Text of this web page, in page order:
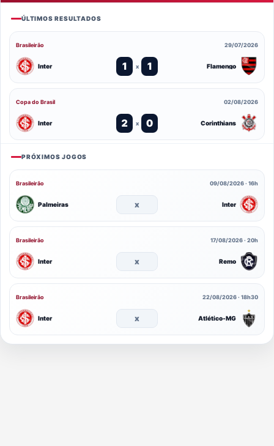
ÚLTIMOS RESULTADOS
Brasileirão 29/07/2026
Inter 1 x 1 Flamengo
Copa do Brasil 02/08/2026
Inter 2 x 0 Corinthians
PRÓXIMOS JOGOS
Brasileirão 09/08/2026 · 16h
Palmeiras x Inter
Brasileirão 17/08/2026 · 20h
Inter x Remo
Brasileirão 22/08/2026 · 18h30
Inter x Atlético-MG